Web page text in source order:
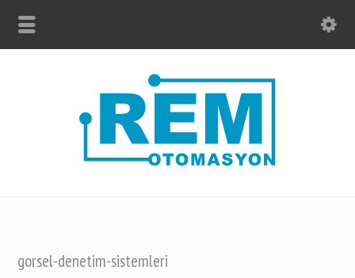
gorsel-denetim-sistemleri